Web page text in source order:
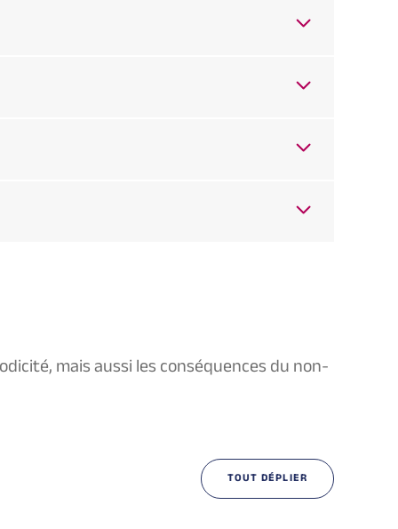
mais aussi les conséquences du non-
TOUT DÉPLIER